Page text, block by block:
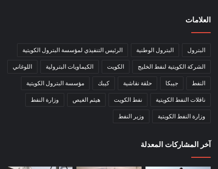
العلامات
البترول البترول الوطنية الرئيس التنفيذي لمؤسسة البترول الكويتية
الشركة الكويتية لنفط الخليج الكويت الكيماويات البترولية اللوغاني
النفط جيبكا حلقة نقاشية كيبك مؤسسة البترول الكويتية
ناقلات النفط الكويتية نفط الكويت هيثم الغيص وزارة النفط
وزارة النفط الكويتية وزير النفط
آخر المشاركات المعدلة